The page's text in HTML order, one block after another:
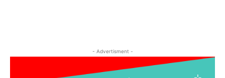
- Advertisment -